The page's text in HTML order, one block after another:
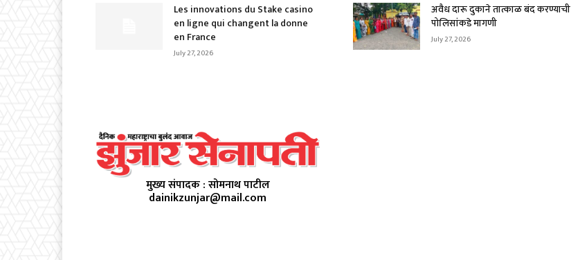
Les innovations du Stake casino
en ligne qui changent la donne
en France
July 27, 2026
अवैध दारू दुकाने तात्काळ बंद करण्याची
पोलिसांकडे मागणी
July 27, 2026
मुख्य संपादक : सोमनाथ पाटील
dainikzunjar@mail.com